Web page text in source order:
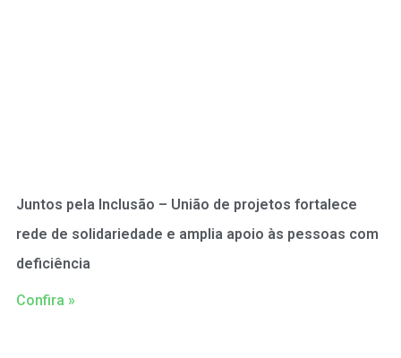
Juntos pela Inclusão – União de projetos fortalece
rede de solidariedade e amplia apoio às pessoas com
deficiência
Confira »